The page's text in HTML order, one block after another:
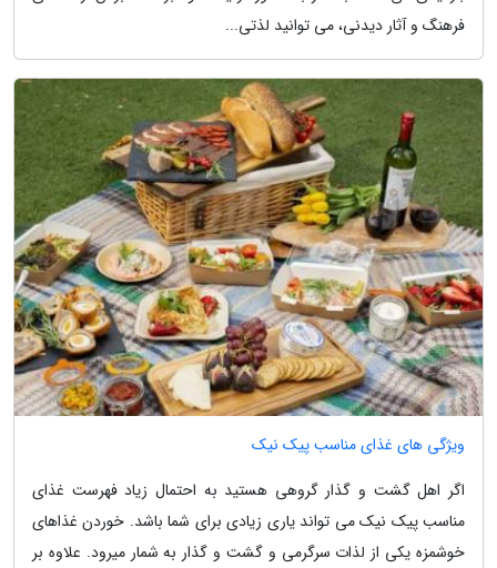
فرهنگ و آثار دیدنی، می توانید لذتی...
ویژگی های غذای مناسب پیک نیک
اگر اهل گشت و گذار گروهی هستید به احتمال زیاد فهرست غذای
مناسب پیک نیک می تواند یاری زیادی برای شما باشد. خوردن غذاهای
خوشمزه یکی از لذات سرگرمی و گشت و گذار به شمار میرود. علاوه بر